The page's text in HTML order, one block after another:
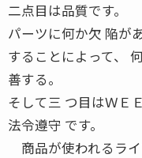
二点目は品質です。
パーツに何か欠 陥が
することによって、
善する。
そして三 つ目はＷＥ
法令遵守 です。
商品が使われるラ